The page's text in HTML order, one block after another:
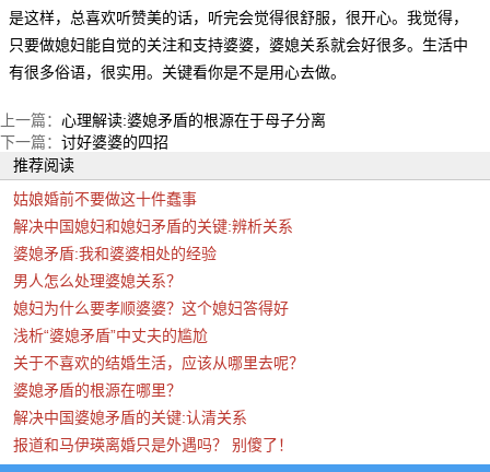
是这样，总喜欢听赞美的话，听完会觉得很舒服，很开心。我觉得，
只要做媳妇能自觉的关注和支持婆婆，婆媳关系就会好很多。生活中
有很多俗语，很实用。关键看你是不是用心去做。
上一篇： 心理解读:婆媳矛盾的根源在于母子分离
下一篇： 讨好婆婆的四招
推荐阅读
姑娘婚前不要做这十件蠢事
解决中国媳妇和媳妇矛盾的关键:辨析关系
婆媳矛盾:我和婆婆相处的经验
男人怎么处理婆媳关系？
媳妇为什么要孝顺婆婆？这个媳妇答得好
浅析“婆媳矛盾”中丈夫的尴尬
关于不喜欢的结婚生活，应该从哪里去呢？
婆媳矛盾的根源在哪里？
解决中国婆媳矛盾的关键:认清关系
报道和马伊瑛离婚只是外遇吗？ 别傻了！